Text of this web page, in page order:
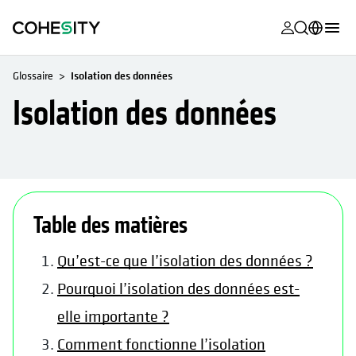
s’ouvre
s’ouvre
s’ouvre
s’ouvre
s’ouvre
s’ouvre
Community
s’ouvre
s’ouvre
English (U.S.)
Português (Brazil)
Español (Spain)
Glossaire Isolation des données
Isolation des données
Table des matières
Qu’est-ce que l’isolation des données ?
Pourquoi l’isolation des données est-
elle importante ?
Comment fonctionne l’isolation